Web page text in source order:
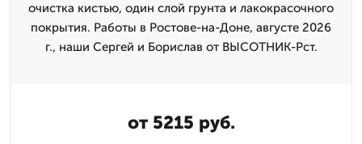
очистка кистью, один слой грунта и лакокрасочного
покрытия. Работы в Ростове-на-Доне, августе 2026
г., наши Сергей и Борислав от ВЫСОТНИК-Рст.
от 5215 руб.